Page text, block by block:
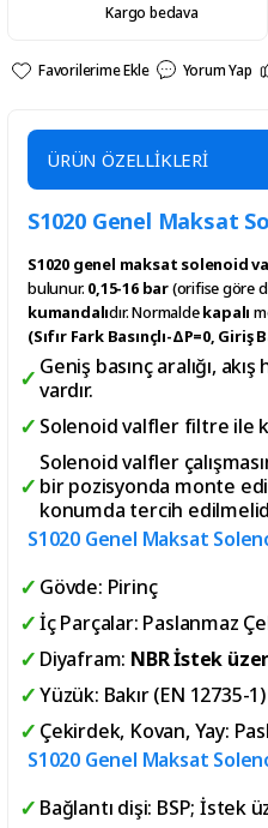
Kargo bedava
Yorum Yap
ÜRÜN ÖZELLİKLERİ
S1020 Genel Maksat
S1020 genel maksat solenoid
bulunur. 0,15-16 bar(orifise göre
kumandalıdır. Normaldekapalı
(Sıfır Fark Basınçlı-ΔP=0, Giriş
Geniş basınç aralığı,
vardır.
Solenoid valfler filtre ile
Solenoid valfler
bir pozisyonda monte
konumda tercih
S1020 Genel Maksat
Gövde: Pirinç
İç Parçalar: Paslanmaz
Diyafram: NBR İstek
Yüzük: Bakır (EN 12735-1)
Çekirdek, Kovan, Yay:
S1020 Genel Maksat
Bağlantı dişi: BSP; İstek